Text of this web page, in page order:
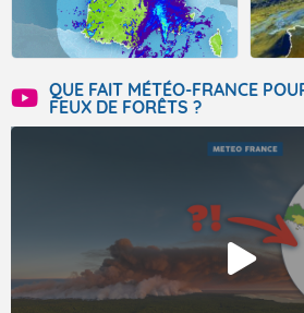
QUE FAIT MÉTÉO-FRANCE
FEUX DE FORÊTS ?